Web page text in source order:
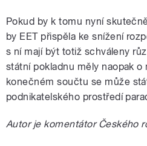
Pokud by k tomu nyní
by EET přispěla ke snížení
s ní mají být totiž schváleny
státní pokladnu měly naopak o
konečném součtu se může
podnikatelského prostředí
Autor je komentátor Českého